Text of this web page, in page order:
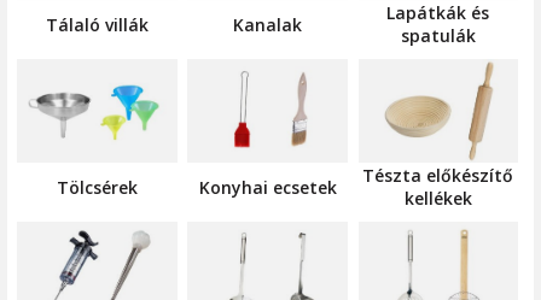
Tálaló villák Kanalak
Lapátkák és
spatulák
Tölcsérek Konyhai ecsetek
Tészta előkészítő
kellékek